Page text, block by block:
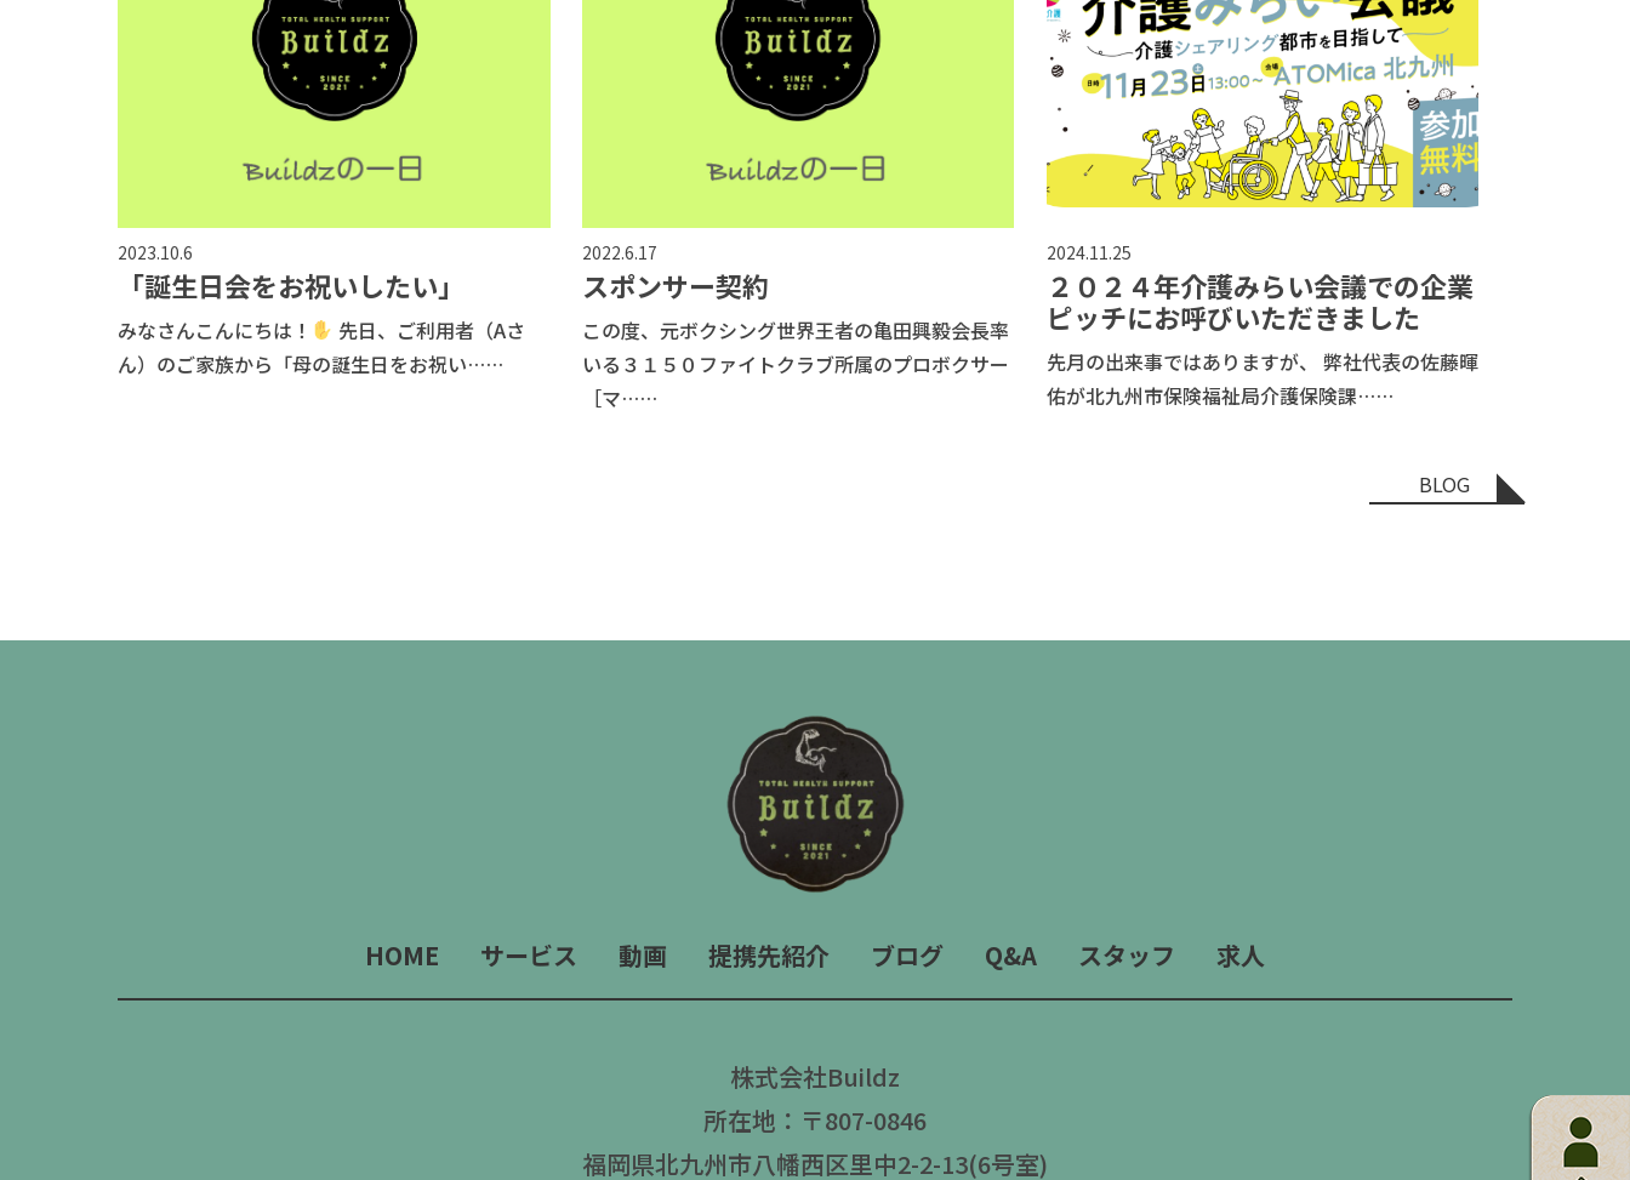
2023.10.6
「誕生日会をお祝いしたい」
みなさんこんにちは！
先日、ご利用者（Aさ
ん）のご家族から「母の誕生日をお祝い……
2022.6.17
スポンサー契約
この度、元ボクシング世界王者の亀田興毅会長率
いる３１５０ファイトクラブ所属のプロボクサー
［マ……
2024.11.25
２０２４年介護みらい会議での企業
ピッチにお呼びいただきました
先月の出来事ではありますが、 弊社代表の佐藤暉
佑が北九州市保険福祉局介護保険課……
BLOG
HOME サービス 動画 提携先紹介 ブログ Q&A スタッフ 求人
株式会社Buildz
所在地：〒807-0846
福岡県北九州市八幡西区里中2-2-13(6号室)